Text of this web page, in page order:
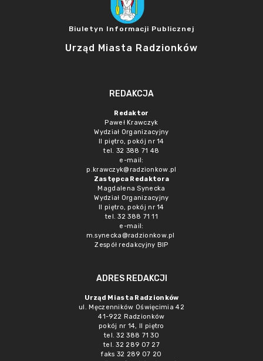
Biuletyn Informacji Publicznej
Urząd Miasta Radzionków
REDAKCJA
Redaktor
Paweł Krawczyk
Wydział Organizacyjny
II piętro, pokój nr 14
tel. 32 388 71 48
e-mail:
p.krawczyk@radzionkow.pl
Zastępca Redaktora
Magdalena Synecka
Wydział Organizacyjny
II piętro, pokój nr 14
tel. 32 388 71 11
e-mail:
m.synecka@radzionkow.pl
Zespół redakcyjny BIP
ADRES REDAKCJI
Urząd Miasta Radzionków
ul. Męczenników Oświęcimia 42
41-922 Radzionków
pokój nr 14, II piętro
tel. 32 388 71 30
tel. 32 289 07 27
faks 32 289 07 20